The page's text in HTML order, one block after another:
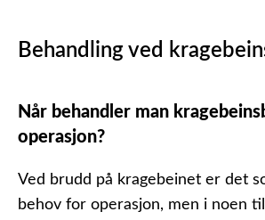
Behandling ved
Når behandler man
operasjon?
Ved brudd på kragebeinet er det
behov for operasjon, men i noen